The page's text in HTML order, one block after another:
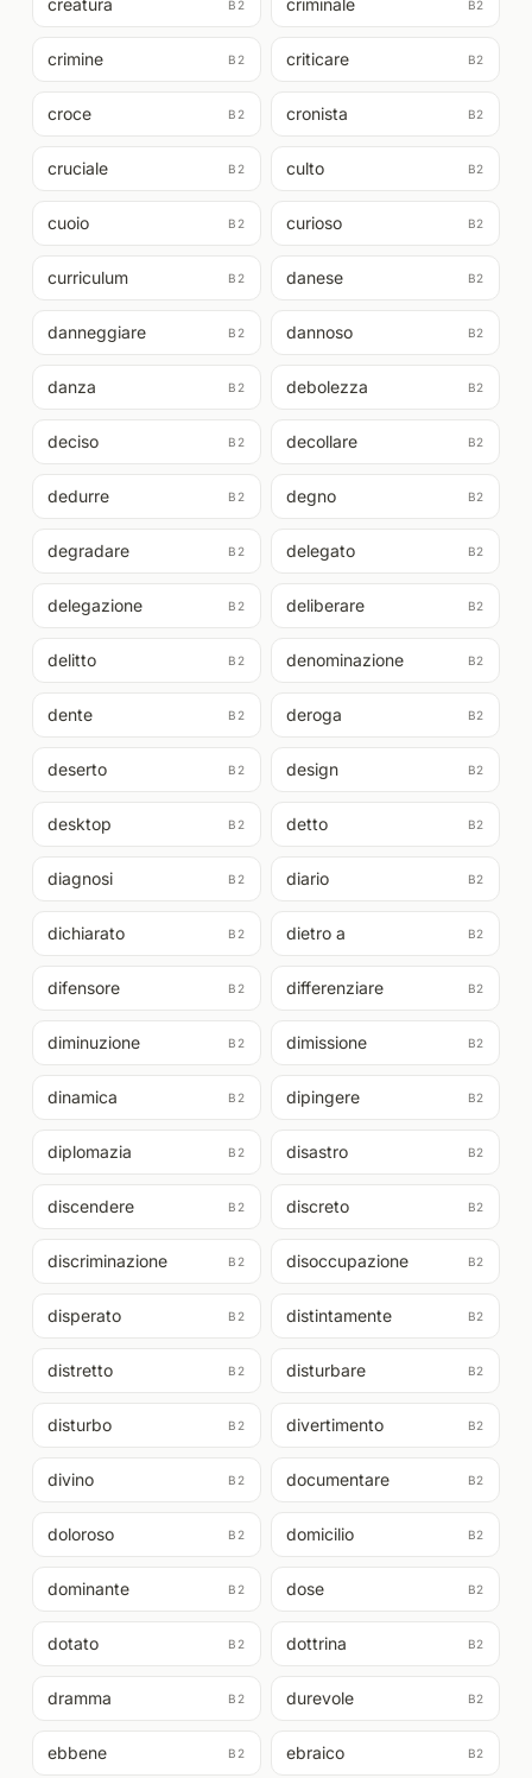
creatura B2 criminale B2
crimine B2 criticare B2
croce B2 cronista B2
cruciale B2 culto B2
cuoio B2 curioso B2
curriculum B2 danese B2
danneggiare B2 dannoso B2
danza B2 debolezza B2
deciso B2 decollare B2
dedurre B2 degno B2
degradare B2 delegato B2
delegazione B2 deliberare B2
delitto B2 denominazione B2
dente B2 deroga B2
deserto B2 design B2
desktop B2 detto B2
diagnosi B2 diario B2
dichiarato B2 dietro a B2
difensore B2 differenziare B2
diminuzione B2 dimissione B2
dinamica B2 dipingere B2
diplomazia B2 disastro B2
discendere B2 discreto B2
discriminazione B2 disoccupazione B2
disperato B2 distintamente B2
distretto B2 disturbare B2
disturbo B2 divertimento B2
divino B2 documentare B2
doloroso B2 domicilio B2
dominante B2 dose B2
dotato B2 dottrina B2
dramma B2 durevole B2
ebbene B2 ebraico B2